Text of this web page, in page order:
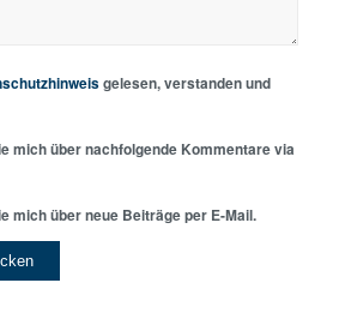
gelesen, verstanden und
mich über nachfolgende Kommentare via
mich über neue Beiträge per E-Mail.